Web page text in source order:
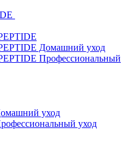
Домашний уход
Профессиональный
уход
уход